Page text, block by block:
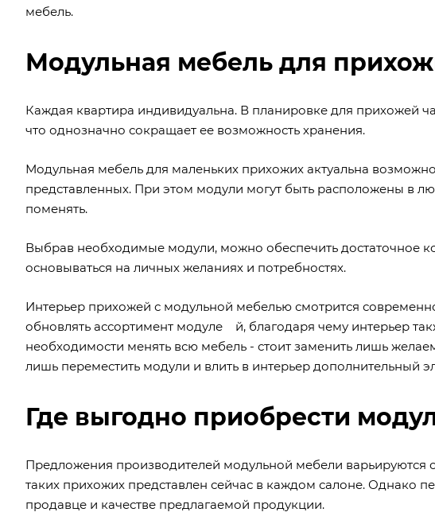
мебель.
Модульная мебель для
Каждая квартира индивидуальна. В планировке для прихожей
что однозначно сокращает ее возможность хранения.
Модульная мебель для маленьких прихожих актуальна
представленных. При этом модули могут быть расположены в
поменять.
Выбрав необходимые модули, можно обеспечить достаточное
основываться на личных желаниях и потребностях.
Интерьер прихожей с модульной мебелью смотрится
обновлять ассортимент модуле й, благодаря чему интерьер
необходимости менять всю мебель - стоит заменить лишь
лишь переместить модули и влить в интерьер дополнительный
Где выгодно приобрести
Предложения производителей модульной мебели
таких прихожих представлен сейчас в каждом салоне. Однако
продавце и качестве предлагаемой продукции.